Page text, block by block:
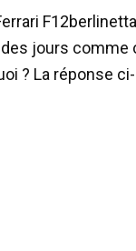
des jours
? La réponse